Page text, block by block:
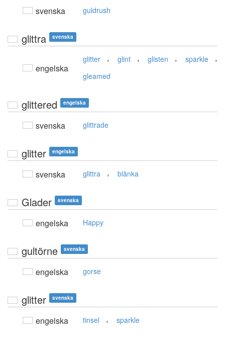
svenska guldrush
glittra svenska
engelska
glitter , glint , glisten , sparkle ,
gleamed
glittered engelska
svenska glittrade
glitter engelska
svenska glittra , blänka
Glader svenska
engelska Happy
gultörne svenska
engelska gorse
glitter svenska
engelska tinsel , sparkle